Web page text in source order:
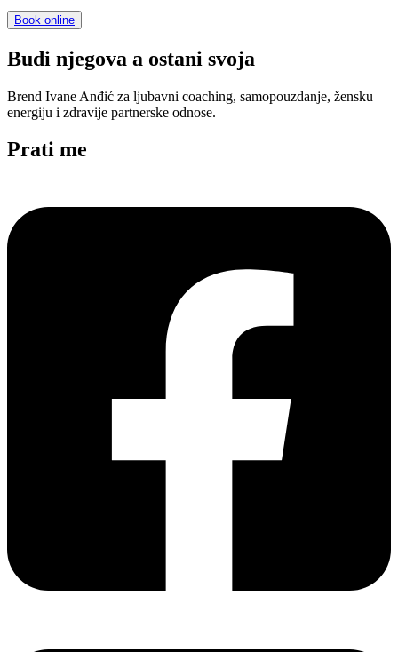
Book online
Budi njegova a ostani svoja
Brend Ivane Anđić za ljubavni coaching, samopouzdanje, žensku
energiju i zdravije partnerske odnose.
Prati me